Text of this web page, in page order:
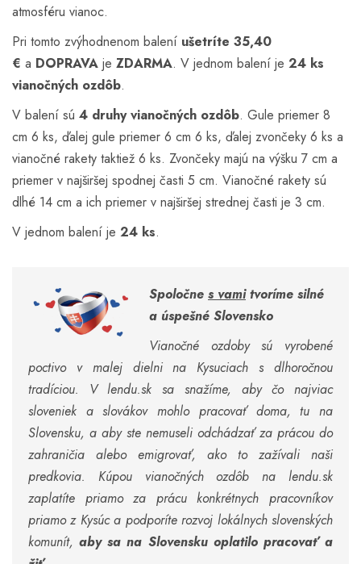
atmosféru vianoc.
Pri tomto zvýhodnenom balení ušetríte 35,40
€ a DOPRAVA je ZDARMA. V jednom balení je 24 ks
vianočných ozdôb.
V balení sú 4 druhy vianočných ozdôb. Gule priemer 8
cm 6 ks, ďalej gule priemer 6 cm 6 ks, ďalej zvončeky 6 ks a
vianočné rakety taktiež 6 ks. Zvončeky majú na výšku 7 cm a
priemer v najširšej spodnej časti 5 cm. Vianočné rakety sú
dlhé 14 cm a ich priemer v najširšej strednej časti je 3 cm.
V jednom balení je 24 ks.
Spoločne s vamitvoríme silné
a úspešné Slovensko
Vianočné ozdoby sú vyrobené
poctivo v malej dielni na Kysuciach s dlhoročnou
tradíciou. V lendu.sk sa snažíme, aby čo najviac
sloveniek a slovákov mohlo pracovať doma, tu na
Slovensku, a aby ste nemuseli odchádzať za prácou do
zahraničia alebo emigrovať, ako to zažívali naši
predkovia. Kúpou vianočných ozdôb na lendu.sk
zaplatíte priamo za prácu konkrétnych pracovníkov
priamo z Kysúc a podporíte rozvoj lokálnych slovenských
komunít,aby sa na Slovensku oplatilo pracovať a